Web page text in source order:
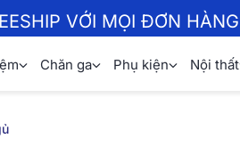
VỚI MỌI ĐƠN HÀNG
Chăn ga Phụ kiện Nội thất